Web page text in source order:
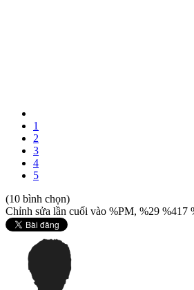
1
2
3
4
5
(10 bình chọn)
Chỉnh sửa lần cuối vào %PM, %29 %417